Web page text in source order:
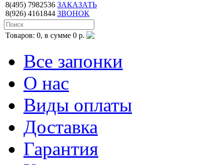
8(495) 7982536
8(926) 4161844
ЗАКАЗАТЬ
ЗВОНОК
Товаров: 0, в сумме 0 р.
Все запонки
О нас
Виды оплаты
Доставка
Гарантия